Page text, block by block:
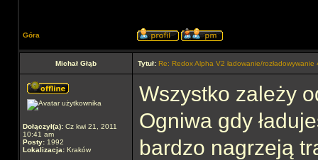
Góra
Michał Głąb Tytuł: Re: Redox Alpha V2 ładowanie/rozładowywanie
Dołączył(a): Cz kwi 21, 2011
10:41 am
Posty: 1992
Lokalizacja: Kraków
Wszystko zależy
Ogniwa gdy
bardzo nagrzeją